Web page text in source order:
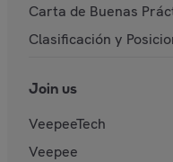
Carta de Buenas
Clasificación y
Join us
VeepeeTech
Veepee